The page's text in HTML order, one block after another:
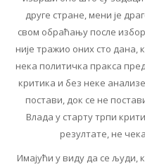
друге стране, мени је
свом обраћању после
није тражио оних сто дана,
нека политичка пракса
критика и без неке
постави, док се не
Влада у старту трпи
резултате, не
Имајући у виду да се људи,